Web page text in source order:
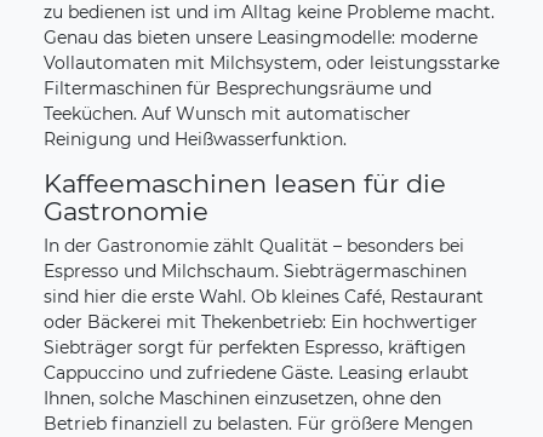
zu bedienen ist und im Alltag keine Probleme macht.
Genau das bieten unsere Leasingmodelle: moderne
Vollautomaten mit Milchsystem, oder leistungsstarke
Filtermaschinen für Besprechungsräume und
Teeküchen. Auf Wunsch mit automatischer
Reinigung und Heißwasserfunktion.
Kaffeemaschinen leasen für die
Gastronomie
In der Gastronomie zählt Qualität – besonders bei
Espresso und Milchschaum. Siebträgermaschinen
sind hier die erste Wahl. Ob kleines Café, Restaurant
oder Bäckerei mit Thekenbetrieb: Ein hochwertiger
Siebträger sorgt für perfekten Espresso, kräftigen
Cappuccino und zufriedene Gäste. Leasing erlaubt
Ihnen, solche Maschinen einzusetzen, ohne den
Betrieb finanziell zu belasten. Für größere Mengen